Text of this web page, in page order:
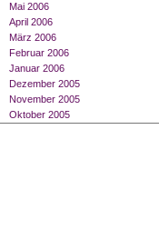
Mai 2006
April 2006
März 2006
Februar 2006
Januar 2006
Dezember 2005
November 2005
Oktober 2005